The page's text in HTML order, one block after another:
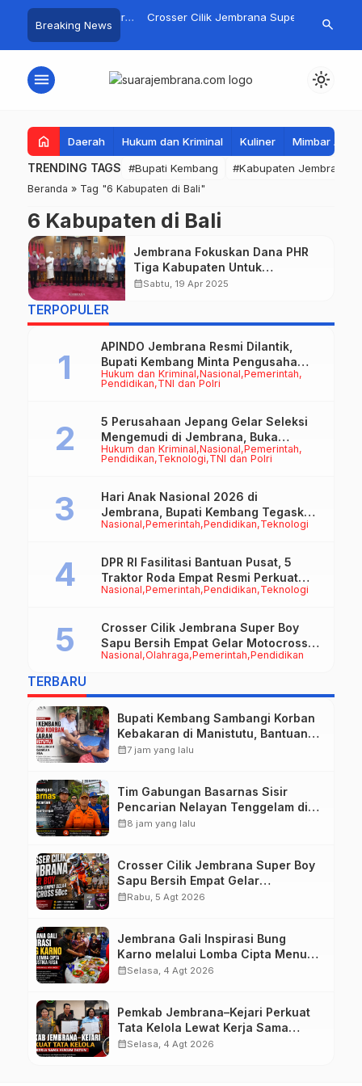
Breaking News
Nelayan Tenggelam di
Pengambengan
Crosser Cilik Jembrana Super
Motocross 50cc
Jembrana
Mustika
search
menu light_mode
home Daerah Hukum dan Kriminal Kuliner Mimbar
TRENDING TAGS #Bupati Kembang #Kabupaten Jembrana
Beranda » Tag "6 Kabupaten di Bali"
6 Kabupaten di Bali
Jembrana Fokuskan Dana PHR
Tiga Kabupaten Untuk
Infrastruktur
calendar_monthSabtu, 19 Apr 2025
TERPOPULER
Hukum dan Kriminal Nasional Pemerintah
Pendidikan TNI dan Polri
APINDO Jembrana Resmi Dilantik,
Bupati Kembang Minta Pengusaha
Jadi Motor Penggerak Ekonomi
Hukum dan Kriminal Nasional Pemerintah
Pendidikan Teknologi TNI dan Polri
5 Perusahaan Jepang Gelar Seleksi
Mengemudi di Jembrana, Buka
Peluang Kerja bagi Calon PMI
Nasional Pemerintah Pendidikan Teknologi
Hari Anak Nasional 2026 di
Jembrana, Bupati Kembang Tegaskan
Pentingnya Karakter dan Budaya di
Nasional Pemerintah Pendidikan Teknologi
DPR RI Fasilitasi Bantuan Pusat, 5
Traktor Roda Empat Resmi Perkuat
Mekanisasi Pertanian Jembrana
Nasional Olahraga Pemerintah Pendidikan
Crosser Cilik Jembrana Super Boy
Sapu Bersih Empat Gelar Motocross
50cc
TERBARU
Bupati Kembang Sambangi Korban
Kebakaran di Manistutu, Bantuan
Disalurkan untuk Ringankan Beban
calendar_month7 jam yang lalu
Tim Gabungan Basarnas Sisir
Pencarian Nelayan Tenggelam di
Perairan Pantai Pengambengan
calendar_month8 jam yang lalu
Crosser Cilik Jembrana Super Boy
Sapu Bersih Empat Gelar
Motocross 50cc
calendar_monthRabu, 5 Agt 2026
Jembrana Gali Inspirasi Bung
Karno melalui Lomba Cipta Menu
Mustika Rasa
calendar_monthSelasa, 4 Agt 2026
Pemkab Jembrana–Kejari Perkuat
Tata Kelola Lewat Kerja Sama
Hukum Datun
calendar_monthSelasa, 4 Agt 2026